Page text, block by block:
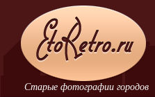
Старые фотографии городов